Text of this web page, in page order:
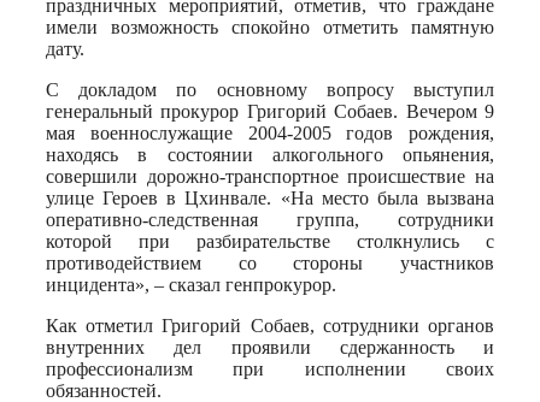
праздничных мероприятий, отметив, что граждане
имели возможность спокойно отметить памятную
дату.
С докладом по основному вопросу выступил
генеральный прокурор Григорий Собаев. Вечером 9
мая военнослужащие 2004-2005 годов рождения,
находясь в состоянии алкогольного опьянения,
совершили дорожно-транспортное происшествие на
улице Героев в Цхинвале. «На место была вызвана
оперативно-следственная группа, сотрудники
которой при разбирательстве столкнулись с
противодействием со стороны участников
инцидента», – сказал генпрокурор.
Как отметил Григорий Собаев, сотрудники органов
внутренних дел проявили сдержанность и
профессионализм при исполнении своих
обязанностей.